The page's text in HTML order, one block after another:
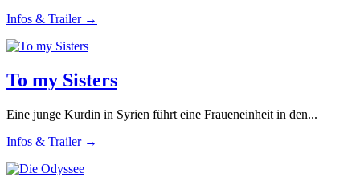
Infos & Trailer →
To my Sisters
Eine junge Kurdin in Syrien führt eine Fraueneinheit in den...
Infos & Trailer →